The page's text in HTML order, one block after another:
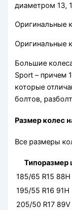
диаметром 13,
Оригинальные
Оригинальные
Большие
Sport – причем
которые
болтов,
Размер колес
Все размеры
Типоразмер
185/65 R15 88H
195/55 R16 91H
205/50 R17